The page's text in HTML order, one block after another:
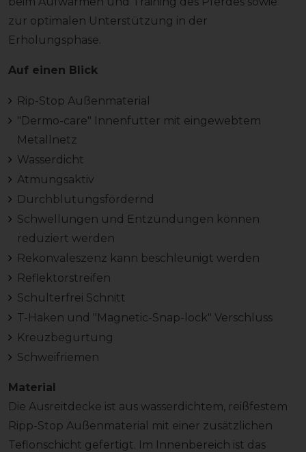
zur optimalen Unterstützung in der
Erholungsphase.
Auf einen Blick
Rip-Stop Außenmaterial
"Dermo-care" Innenfutter mit eingewebtem
Metallnetz
Wasserdicht
Atmungsaktiv
Durchblutungsfördernd
Schwellungen und Entzündungen können
reduziert werden
Rekonvaleszenz kann beschleunigt werden
Reflektorstreifen
Schulterfrei Schnitt
T-Haken und "Magnetic-Snap-lock" Verschluss
Kreuzbegurtung
Schweifriemen
Material
Die Ausreitdecke ist aus wasserdichtem, reißfestem
Ripp-Stop Außenmaterial mit einer zusätzlichen
Teflonschicht gefertigt. Im Innenbereich ist das